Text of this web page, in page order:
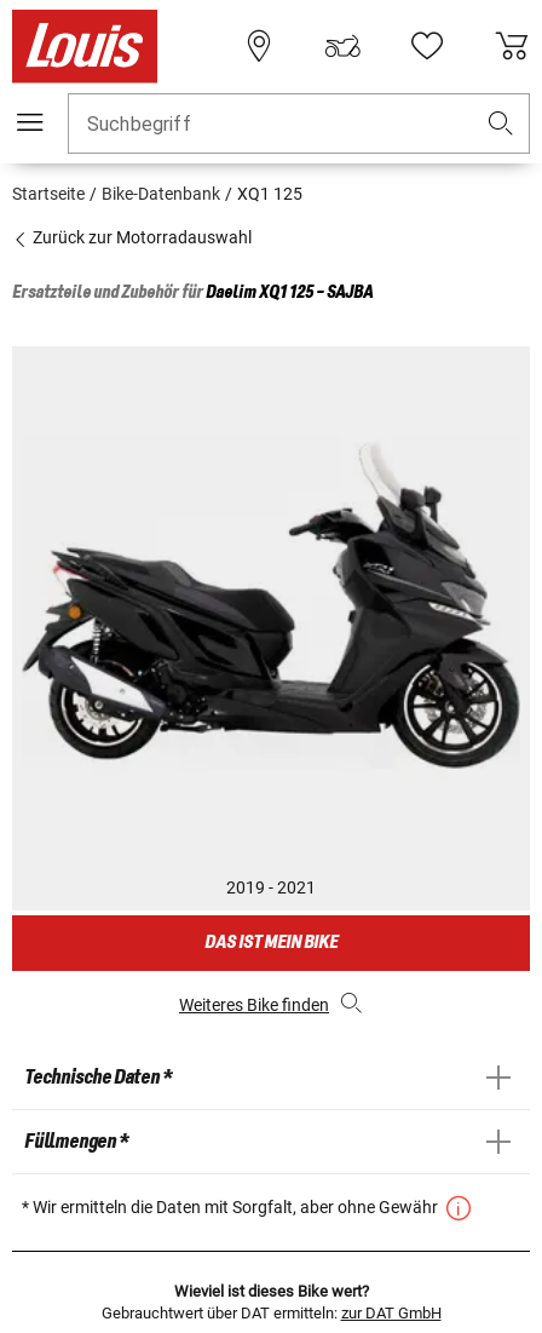
Suchbegriff
Startseite Bike-Datenbank XQ1 125
Zurück zur Motorradauswahl
Ersatzteile und Zubehör fürDaelimXQ1 125 - SAJBA
2019 - 2021
DAS IST MEIN BIKE
Weiteres Bike finden
Technische Daten *
Füllmengen *
* Wir ermitteln die Daten mit Sorgfalt, aber ohne Gewähr
Wieviel ist dieses Bike wert?
Gebrauchtwert über DAT ermitteln: zur DAT GmbH